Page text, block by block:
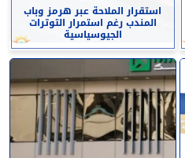
استقرار الملاحة عبر هرمز وباب
المندب رغم استمرار التوترات
الجيوسياسية